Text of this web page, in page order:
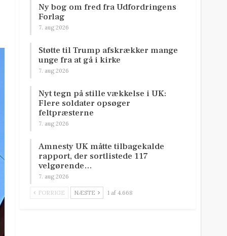
Ny bog om fred fra Udfordringens
Forlag
7. aug 2026
Støtte til Trump afskrækker mange
unge fra at gå i kirke
7. aug 2026
Nyt tegn på stille vækkelse i UK:
Flere soldater opsøger
feltpræsterne
7. aug 2026
Amnesty UK måtte tilbagekalde
rapport, der sortlistede 117
velgørende…
7. aug 2026
FORRIGE NÆSTE 1 af 4.668